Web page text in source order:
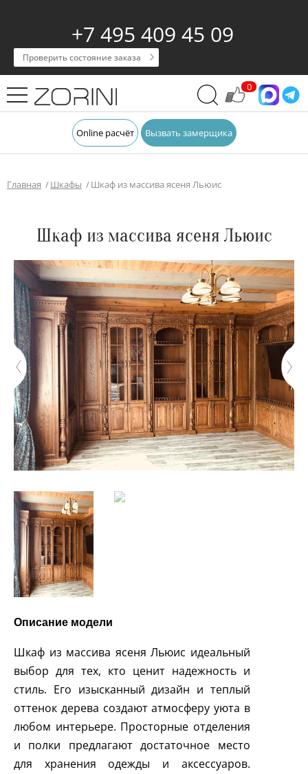
+7 495 409 45 09
Проверить состояние заказа
0
Online расчёт Вызвать замерщика
Главная Шкафы Шкаф из массива ясеня Льюис
Шкаф из массива ясеня Льюис
Описание модели
Шкаф из массива ясеня Льюис идеальный
выбор для тех, кто ценит надежность и
стиль. Его изысканный дизайн и теплый
оттенок дерева создают атмосферу уюта в
любом интерьере. Просторные отделения
и полки предлагают достаточное место
для хранения одежды и аксессуаров.